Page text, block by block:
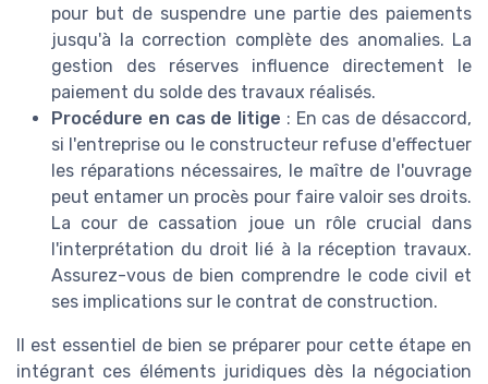
pour but de suspendre une partie des paiements
jusqu'à la correction complète des anomalies. La
gestion des réserves influence directement le
paiement du solde des travaux réalisés.
Procédure en cas de litige : En cas de désaccord,
si l'entreprise ou le constructeur refuse d'effectuer
les réparations nécessaires, le maître de l'ouvrage
peut entamer un procès pour faire valoir ses droits.
La cour de cassation joue un rôle crucial dans
l'interprétation du droit lié à la réception travaux.
Assurez-vous de bien comprendre le code civil et
ses implications sur le contrat de construction.
Il est essentiel de bien se préparer pour cette étape en
intégrant ces éléments juridiques dès la négociation